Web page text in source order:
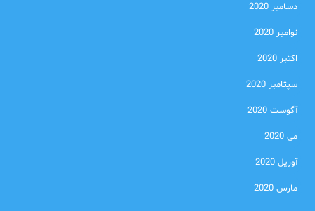
دسامبر 2020
نوامبر 2020
اکتبر 2020
سپتامبر 2020
آگوست 2020
می 2020
آوریل 2020
مارس 2020